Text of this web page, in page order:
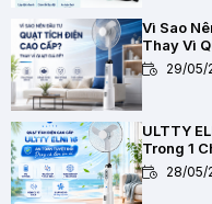
Vì Sao
Thay Vì
29/05/
ULTTY
Trong 1
28/05/